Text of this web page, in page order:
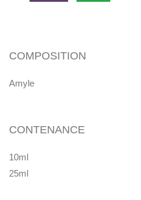
10,90€.
COMPOSITION
Amyle
CONTENANCE
10ml
25ml